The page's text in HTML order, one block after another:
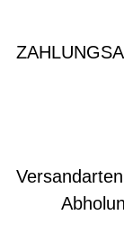
Versandarten